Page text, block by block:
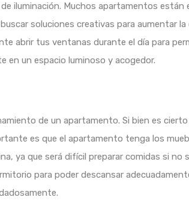
iluminación. Muchos apartamentos
soluciones creativas para aumentar
abrir tus ventanas durante el día para
un espacio luminoso y acogedor.
de un apartamento. Si bien es
es que el apartamento tenga los
ya que será difícil preparar comidas si
para poder descansar